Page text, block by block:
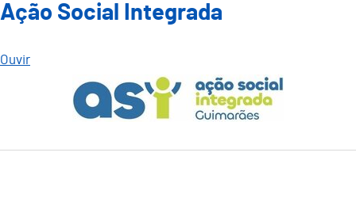
Ação Social Integrada
Ouvir